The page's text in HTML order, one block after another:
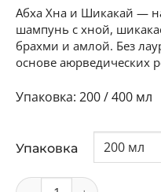
опроса
пользователей
Абха Хна и Шикакай —
шампунь с хной,
брахми и амлой. Без
основе аюрведических
200 / 400 мл
Упаковка